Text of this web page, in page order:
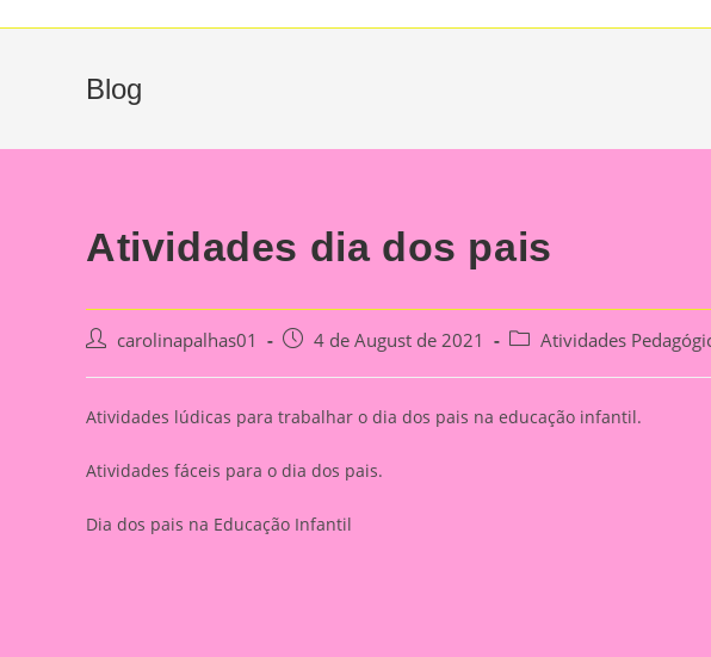
Blog
Atividades dia dos pais
Post carolinapalhas01
Post4 de August de 2021
PostAtividades
Atividades lúdicas para trabalhar o dia dos pais na educação infantil.
Atividades fáceis para o dia dos pais.
Dia dos pais na Educação Infantil